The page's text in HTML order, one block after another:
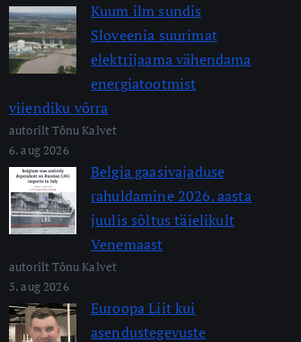
Kuum ilm sundis
Sloveenia suurimat
elektrijaama vähendama
energiatootmist
viiendiku võrra
autorilt Tõnu Kalvet
6. aug 2026
Belgia gaasivajaduse
rahuldamine 2026. aasta
juulis sõltus täielikult
Venemaast
autorilt Tõnu Kalvet
5. aug 2026
Euroopa Liit kui
asendustegevuste